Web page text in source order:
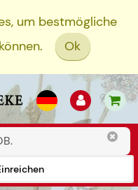
um bestmögliche
Ok